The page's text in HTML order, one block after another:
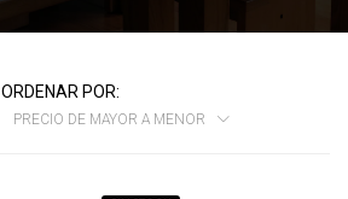
ORDENAR POR:
PRECIO DE MAYOR A MENOR